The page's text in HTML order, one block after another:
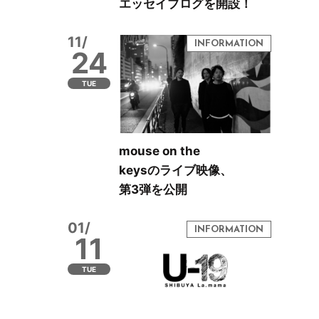
エッセイブログを開設！
11/
24
TUE
mouse on the
keysのライブ映像、
第3弾を公開
01/
11
TUE